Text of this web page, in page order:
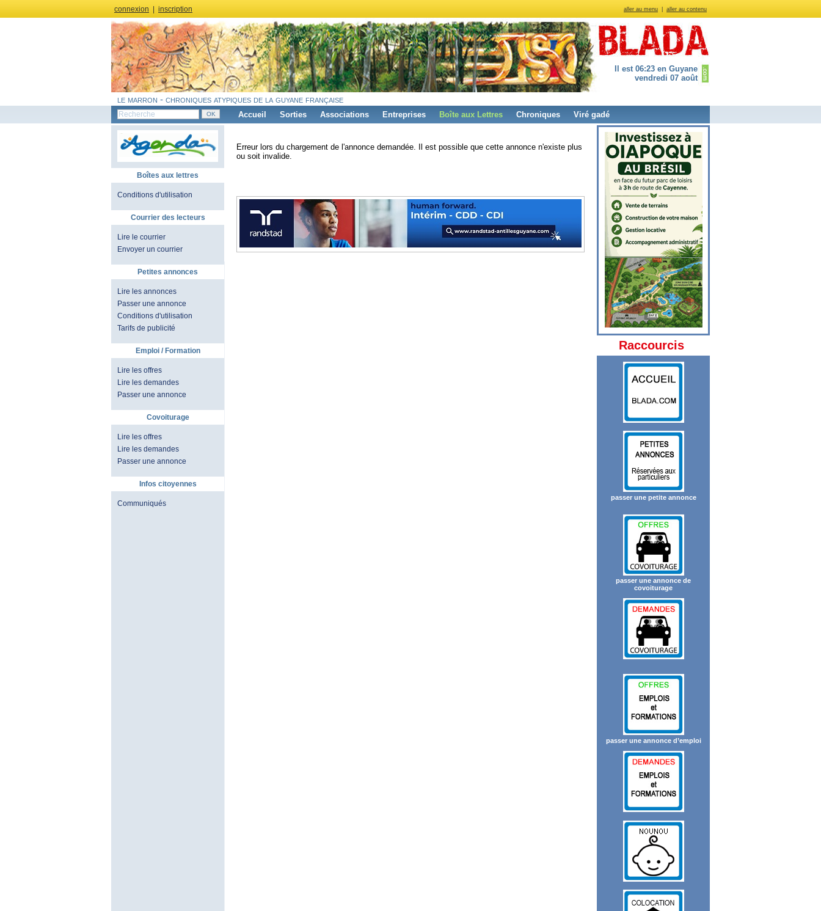
aller au menu aller au contenu
connexion inscription
Il est 06:23 en Guyane
vendredi 07 août
le marron - chroniques atypiques de la guyane française
Accueil Sorties Associations Entreprises Boîte aux Lettres Chroniques Viré gadé
Boîtes aux lettres
Conditions d'utilisation
Courrier des lecteurs
Lire le courrier
Envoyer un courrier
Petites annonces
Lire les annonces
Passer une annonce
Conditions d'utilisation
Tarifs de publicité
Emploi / Formation
Lire les offres
Lire les demandes
Passer une annonce
Covoiturage
Lire les offres
Lire les demandes
Passer une annonce
Infos citoyennes
Communiqués
Erreur lors du chargement de l'annonce demandée. Il est possible que cette annonce n'existe plus
ou soit invalide.
Raccourcis
passer une petite annonce
passer une annonce de
covoiturage
passer une annonce d’emploi